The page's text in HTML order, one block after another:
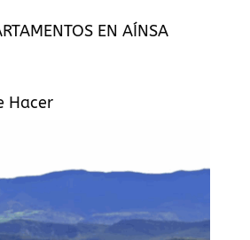
EN AÍNSA
Hacer